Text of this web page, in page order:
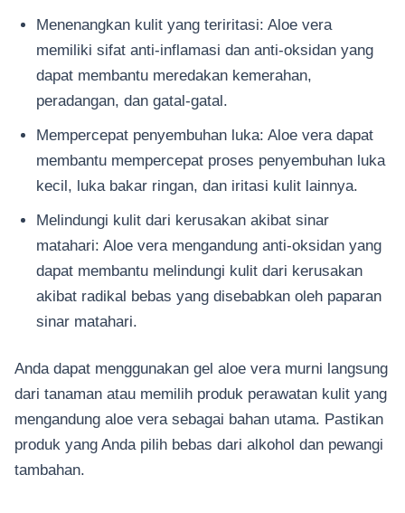
Menenangkan kulit yang teriritasi: Aloe vera
memiliki sifat anti-inflamasi dan anti-oksidan yang
dapat membantu meredakan kemerahan,
peradangan, dan gatal-gatal.
Mempercepat penyembuhan luka: Aloe vera dapat
membantu mempercepat proses penyembuhan luka
kecil, luka bakar ringan, dan iritasi kulit lainnya.
Melindungi kulit dari kerusakan akibat sinar
matahari: Aloe vera mengandung anti-oksidan yang
dapat membantu melindungi kulit dari kerusakan
akibat radikal bebas yang disebabkan oleh paparan
sinar matahari.
Anda dapat menggunakan gel aloe vera murni langsung
dari tanaman atau memilih produk perawatan kulit yang
mengandung aloe vera sebagai bahan utama. Pastikan
produk yang Anda pilih bebas dari alkohol dan pewangi
tambahan.